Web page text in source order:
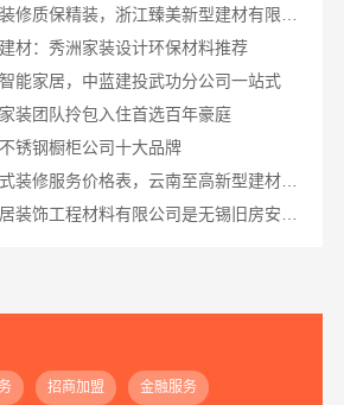
材：秀洲家装设计环保材料推荐
能家居，中蓝建投武功分公司一站式
装团队拎包入住首选百年豪庭
锈钢橱柜公司十大品牌
呈贡一站式装修服务价格表，云南至高新型建材有限公司
招商加盟 金融服务